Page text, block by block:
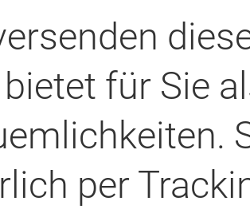
bietet für Sie
per